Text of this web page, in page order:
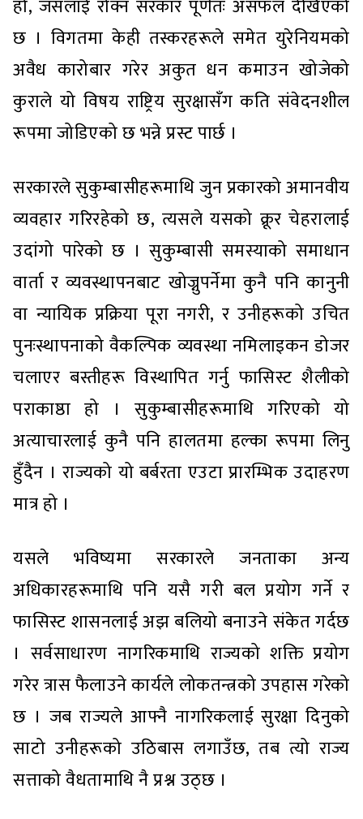
हो, जसलाई रोक्न सरकार पूर्णतः असफल देखिएको
छ । विगतमा केही तस्करहरूले समेत युरेनियमको
अवैध कारोबार गरेर अकुत धन कमाउन खोजेको
कुराले यो विषय राष्ट्रिय सुरक्षासँग कति संवेदनशील
रूपमा जोडिएको छ भन्ने प्रस्ट पार्छ ।
सरकारले सुकुम्बासीहरूमाथि जुन प्रकारको अमानवीय
व्यवहार गरिरहेको छ, त्यसले यसको क्रूर चेहरालाई
उदांगो पारेको छ । सुकुम्बासी समस्याको समाधान
वार्ता र व्यवस्थापनबाट खोज्नुपर्नेमा कुनै पनि कानुनी
वा न्यायिक प्रक्रिया पूरा नगरी, र उनीहरूको उचित
पुनःस्थापनाको वैकल्पिक व्यवस्था नमिलाइकन डोजर
चलाएर बस्तीहरू विस्थापित गर्नु फासिस्ट शैलीको
पराकाष्ठा हो । सुकुम्बासीहरूमाथि गरिएको यो
अत्याचारलाई कुनै पनि हालतमा हल्का रूपमा लिनु
हुँदैन । राज्यको यो बर्बरता एउटा प्रारम्भिक उदाहरण
मात्र हो ।
यसले भविष्यमा सरकारले जनताका अन्य
अधिकारहरूमाथि पनि यसै गरी बल प्रयोग गर्ने र
फासिस्ट शासनलाई अझ बलियो बनाउने संकेत गर्दछ
। सर्वसाधारण नागरिकमाथि राज्यको शक्ति प्रयोग
गरेर त्रास फैलाउने कार्यले लोकतन्त्रको उपहास गरेको
छ । जब राज्यले आफ्नै नागरिकलाई सुरक्षा दिनुको
साटो उनीहरूको उठिबास लगाउँछ, तब त्यो राज्य
सत्ताको वैधतामाथि नै प्रश्न उठ्छ ।